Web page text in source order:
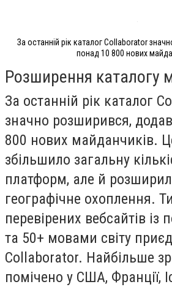
За останній рік каталог Collaborator
понад 10 800 нових
Розширення каталогу
За останній рік каталог
значно розширився,
800 нових майданчиків.
збільшило загальну
платформ, але й
географічне охоплення.
перевірених вебсайтів із
та 50+ мовами світу
Collaborator. Найбільше
помічено у США, Франції,